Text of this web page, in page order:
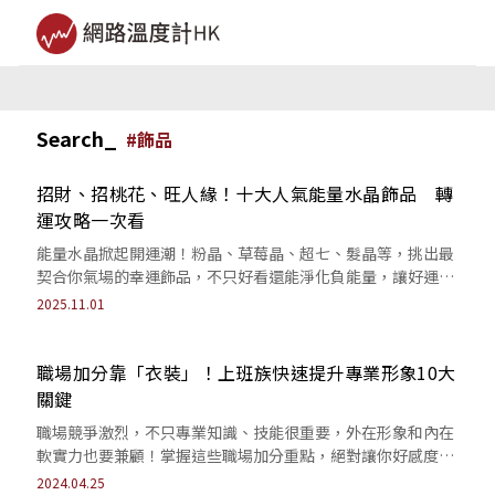
Search_ #飾品
招財、招桃花、旺人緣！十大人氣能量水晶飾品 轉
運攻略一次看
能量水晶掀起開運潮！粉晶、草莓晶、超七、髮晶等，挑出最
契合你氣場的幸運飾品，不只好看還能淨化負能量，讓好運天
天跟著你走。
2025.11.01
職場加分靠「衣裝」！上班族快速提升專業形象10大
關鍵
職場競爭激烈，不只專業知識、技能很重要，外在形象和內在
軟實力也要兼顧！掌握這些職場加分重點，絕對讓你好感度一
秒激增。
2024.04.25